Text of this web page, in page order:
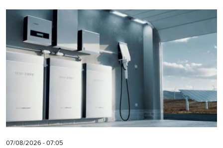
07/08/2026 - 07:05